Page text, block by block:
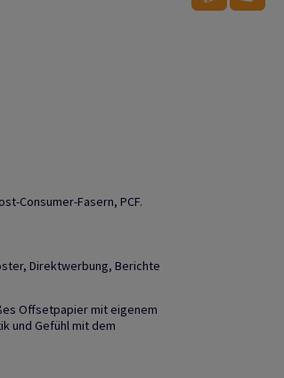
Consumer-Fasern, PCF.
Direktwerbung, Berichte
Offsetpapier mit eigenem
und Gefühl mit dem